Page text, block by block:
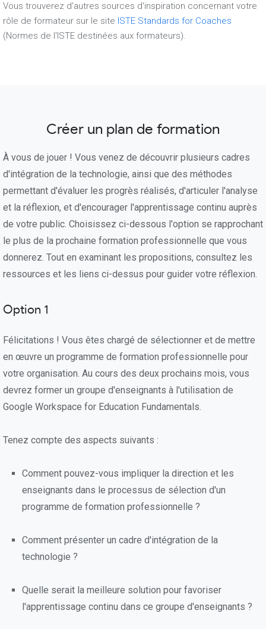
Vous trouverez d'autres sources d'inspiration concernant votre
rôle de formateur sur le site ISTE Standards for Coaches
(Normes de l'ISTE destinées aux formateurs).
Créer un plan de formation
À vous de jouer ! Vous venez de découvrir plusieurs cadres
d'intégration de la technologie, ainsi que des méthodes
permettant d'évaluer les progrès réalisés, d'articuler l'analyse
et la réflexion, et d'encourager l'apprentissage continu auprès
de votre public. Choisissez ci-dessous l'option se rapprochant
le plus de la prochaine formation professionnelle que vous
donnerez. Tout en examinant les propositions, consultez les
ressources et les liens ci-dessus pour guider votre réflexion.
Option 1
Félicitations ! Vous êtes chargé de sélectionner et de mettre
en œuvre un programme de formation professionnelle pour
votre organisation. Au cours des deux prochains mois, vous
devrez former un groupe d'enseignants à l'utilisation de
Google Workspace for Education Fundamentals.
Tenez compte des aspects suivants :
Comment pouvez-vous impliquer la direction et les
enseignants dans le processus de sélection d'un
programme de formation professionnelle ?
Comment présenter un cadre d'intégration de la
technologie ?
Quelle serait la meilleure solution pour favoriser
l'apprentissage continu dans ce groupe d'enseignants ?